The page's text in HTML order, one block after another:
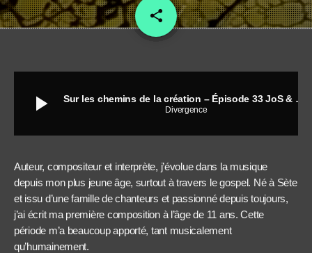
share
email
play_arrow Sur les chemins de la création – Épisode 33 JoS & Noor
Divergence
Auteur, compositeur et interprète, j’évolue dans la musique
depuis mon plus jeune âge, surtout à travers le gospel. Né à Sète
et issu d’une famille de chanteurs et passionné depuis toujours,
j’ai écrit ma première composition à l’âge de 11 ans. Cette
période m’a beaucoup apporté, tant musicalement
qu’humainement.